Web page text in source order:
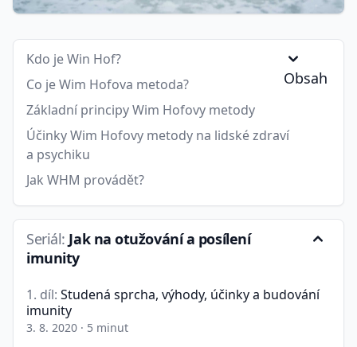
Obsah
Kdo je Win Hof?
Co je Wim Hofova metoda?
Základní principy Wim Hofovy metody
Účinky Wim Hofovy metody na lidské zdraví
a psychiku
Jak WHM provádět?
Seriál: Jak na otužování a posílení
imunity
1. díl: Studená sprcha, výhody, účinky a budování
imunity
3. 8. 2020 · 5 minut